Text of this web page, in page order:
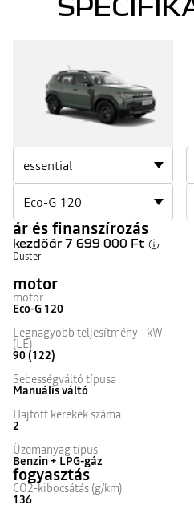
ár és finanszírozás
kezdőár 7 699 000 Ft
Duster
motor
motor
Eco-G 120
Legnagyobb teljesítmény - kW
(LE)
90 (122)
Sebességváltó típusa
Manuális váltó
Hajtott kerekek száma
2
Üzemanyag típus
Benzin + LPG-gáz
fogyasztás
CO2-kibocsátás (g/km)
136